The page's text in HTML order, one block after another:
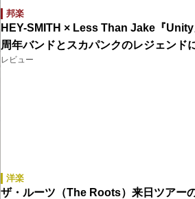
邦楽
HEY-SMITH × Less Than Jake『
周年バンドとスカパンクのレジェンド
レビュー
洋楽
ザ・ルーツ（The Roots）来日ツアー